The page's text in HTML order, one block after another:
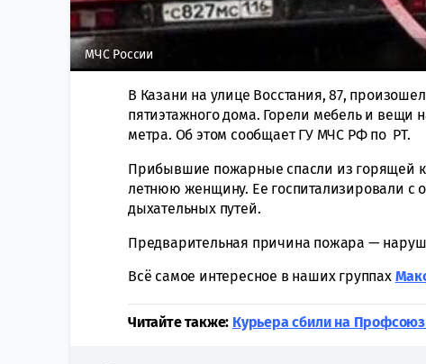
МЧС России
В Казани на улице Восстания, 87,
пятиэтажного дома. Горели мебель и вещи
метра. Об этом сообщает ГУ МЧС РФ по РТ.
Прибывшие пожарные спасли из горящей
летнюю женщину. Ее госпитализировали с
дыхательных путей.
Предварительная причина пожара —
Всё самое интересное в наших группах
Читайте также: Курьера сбили на